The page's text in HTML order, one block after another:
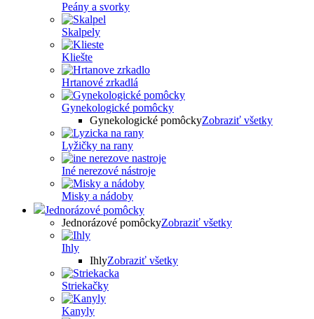
Peány a svorky
Skalpely
Kliešte
Hrtanové zrkadlá
Gynekologické pomôcky
Gynekologické pomôckyZobraziť všetky
Lyžičky na rany
Iné nerezové nástroje
Misky a nádoby
Jednorázové pomôcky
Jednorázové pomôckyZobraziť všetky
Ihly
IhlyZobraziť všetky
Striekačky
Kanyly